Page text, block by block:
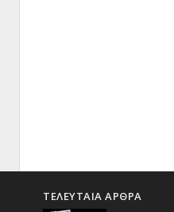
ΤΕΛΕΥΤΑΙΑ ΑΡΘΡΑ